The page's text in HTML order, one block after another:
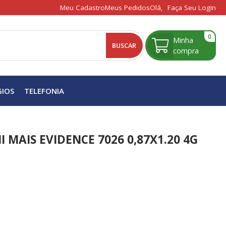
Meu CadastroMeus PedidosOlá, Faça Seu Login
BUSCAR
0
TELEFONIA
MAIS EVIDENCE 7026 0,87X1.20 4G